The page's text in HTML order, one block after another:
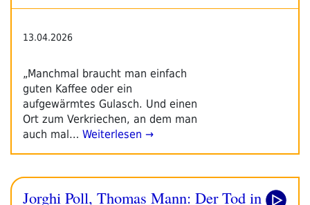
13.04.2026
„Manchmal braucht man einfach
guten Kaffee oder ein
aufgewärmtes Gulasch. Und einen
Ort zum Verkriechen, an dem man
auch mal… Weiterlesen →
Jorghi Poll, Thomas Mann: Der Tod in